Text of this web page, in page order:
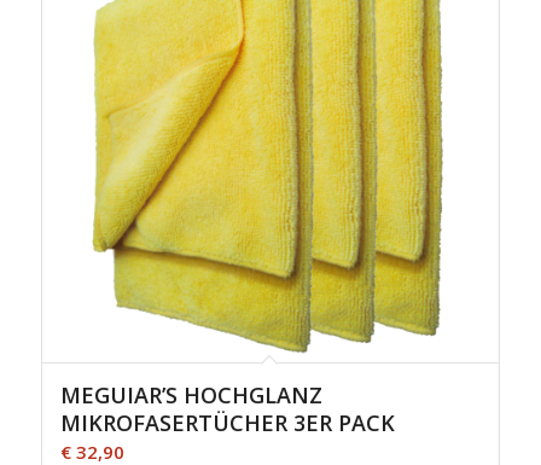
MEGUIAR’S HOCHGLANZ
MIKROFASERTÜCHER 3ER PACK
€32,90